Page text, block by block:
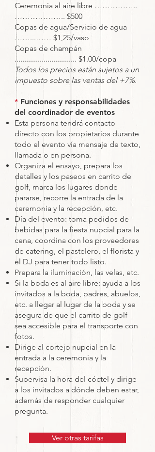
Ceremonia al aire libre ……………..
……………….. $500
Copas de agua/Servicio de agua
……...…… $1,25/vaso
Copas de champán
................................ $1.00/copa
Todos los precios están sujetos a un
impuesto sobre las ventas del +7%.
* Funciones y responsabilidades
del coordinador de eventos
Esta persona tendrá contacto
directo con los propietarios durante
todo el evento vía mensaje de texto,
llamada o en persona.
Organiza el ensayo, prepara los
detalles y los paseos en carrito de
golf, marca los lugares donde
pararse, recorre la entrada de la
ceremonia y la recepción, etc.
Día del evento: toma pedidos de
bebidas para la fiesta nupcial para la
cena, coordina con los proveedores
de catering, el pastelero, el florista y
el DJ para tener todo listo.
Prepara la iluminación, las velas, etc.
Si la boda es al aire libre: ayuda a los
invitados a la boda, padres, abuelos,
etc. a llegar al lugar de la boda y se
asegura de que el carrito de golf
sea accesible para el transporte con
fotos.
Dirige al cortejo nupcial en la
entrada a la ceremonia y la
recepción.
Supervisa la hora del cóctel y dirige
a los invitados a dónde deben estar,
además de responder cualquier
pregunta.
Ver otras tarifas